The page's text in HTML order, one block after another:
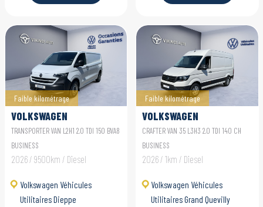
Faible kilométrage
VOLKSWAGEN
UTILITAIRES
TRANSPORTER VAN
TRANSPORTER VAN L2H1 2.0 TDI 150 BVA8
BUSINESS
2026 / 9500km / Diesel
Volkswagen Véhicules
Utilitaires Dieppe
Faible kilométrage
VOLKSWAGEN
UTILITAIRES CRAFTER
VAN
CRAFTER VAN 35 L3H3 2.0 TDI 140 CH
BUSINESS
2026 / 1km / Diesel
Volkswagen Véhicules
Utilitaires Grand Quevilly